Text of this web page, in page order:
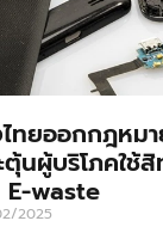
ไทยออกกฎหม
ตุ้นผู้บริโภคใช้
waste
2025